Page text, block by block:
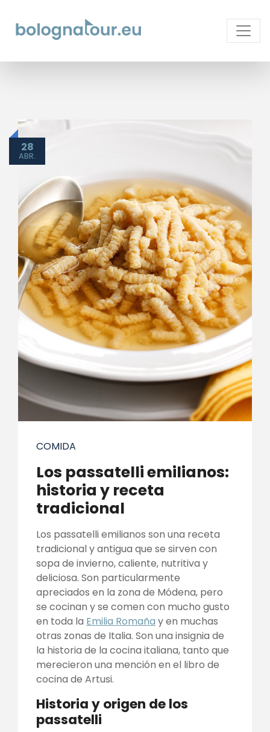
28
ABR.
COMIDA
Los passatelli emilianos:
historia y receta
tradicional
Los passatelli emilianos son una receta
tradicional y antigua que se sirven con
sopa de invierno, caliente, nutritiva y
deliciosa. Son particularmente
apreciados en la zona de Módena, pero
se cocinan y se comen con mucho gusto
en toda la Emilia Romaña y en muchas
otras zonas de Italia. Son una insignia de
la historia de la cocina italiana, tanto que
merecieron una mención en el libro de
cocina de Artusi.
Historia y origen de los
passatelli